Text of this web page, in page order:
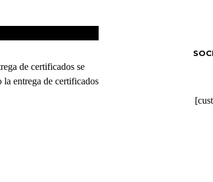
de certificados se
entrega de certificados